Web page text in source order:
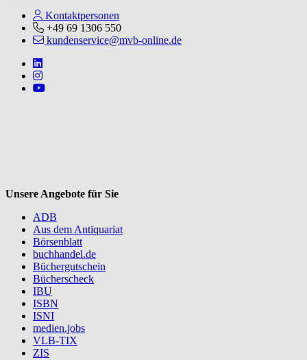
Kontaktpersonen
+49 69 1306 550
kundenservice@mvb-online.de
Follow us on https://www.linkedin.com/company/mvbbooks
Follow us on https://www.instagram.com/lifeatmvb/
Follow us on https://www.youtube.com/@mvbbooks
Unsere Angebote für Sie
ADB
Aus dem Antiquariat
Börsenblatt
buchhandel.de
Büchergutschein
Bücherscheck
IBU
ISBN
ISNI
medien.jobs
VLB-TIX
ZIS